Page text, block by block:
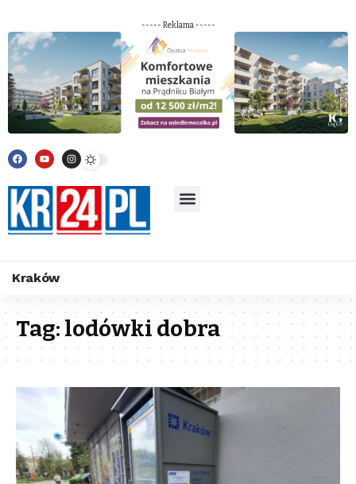
----- Reklama -----
Kraków
Tag:lodówki dobra